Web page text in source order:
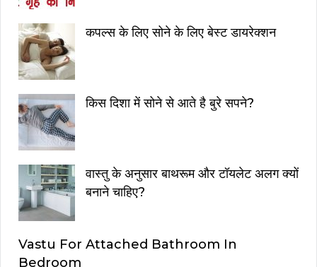
कपल्स के लिए सोने के लिए बेस्ट डायरेक्शन
किस दिशा में सोने से आते है बुरे सपने?
वास्तु के अनुसार बाथरूम और टॉयलेट अलग क्यों
बनाने चाहिए?
Vastu For Attached Bathroom In
Bedroom